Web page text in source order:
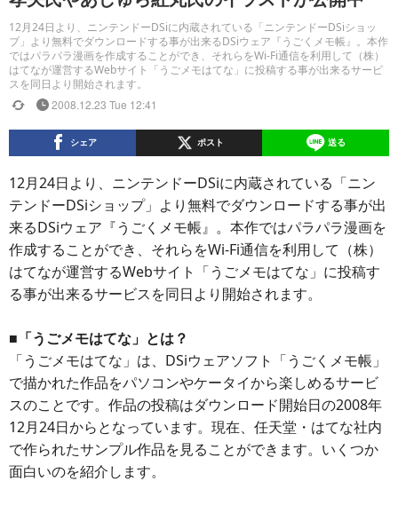
12月24日より、ニンテンドーDSiに内蔵されている「ニンテンドーDSiショッ
プ」より無料でダウンロードする事が出来るDSiウェア『うごくメモ帳』。本作
ではパラパラ漫画を作成することができ、それらをWi-Fi通信を利用して（株）
はてなが運営するWebサイト「うごメモはてな」に投稿する事が出来るサービ
スを同日より開始されます。
2008.12.23 Tue 12:41
シェア ポスト 送る
12月24日より、ニンテンドーDSiに内蔵されている「ニン
テンドーDSiショップ」より無料でダウンロードする事が出
来るDSiウェア『うごくメモ帳』。本作ではパラパラ漫画を
作成することができ、それらをWi-Fi通信を利用して（株）
はてなが運営するWebサイト「うごメモはてな」に投稿す
る事が出来るサービスを同日より開始されます。
■「うごメモはてな」とは？
「うごメモはてな」は、DSiウェアソフト「うごくメモ帳」
で描かれた作品をパソコンやケータイから楽しめるサービ
スのことです。作品の投稿はダウンロード開始日の2008年
12月24日からとなっています。現在、任天堂・はてな社内
で作られたサンプル作品を見ることができます。いくつか
面白いのを紹介します。